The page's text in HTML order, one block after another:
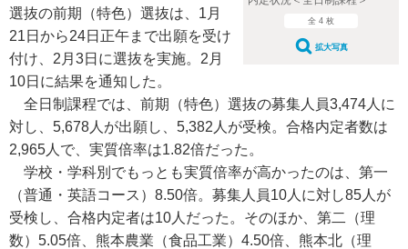
全 4 枚
拡大写真
選抜の前期（特色）選抜は、1月
21日から24日正午まで出願を受け
付け、2月3日に選抜を実施。2月
10日に結果を通知した。
全日制課程では、前期（特色）選抜の募集人員3,474人に
対し、5,678人が出願し、5,382人が受検。合格内定者数は
2,965人で、実質倍率は1.82倍だった。
学校・学科別でもっとも実質倍率が高かったのは、第一
（普通・英語コース）8.50倍。募集人員10人に対し85人が
受検し、合格内定者は10人だった。そのほか、第二（理
数）5.05倍、熊本農業（食品工業）4.50倍、熊本北（理